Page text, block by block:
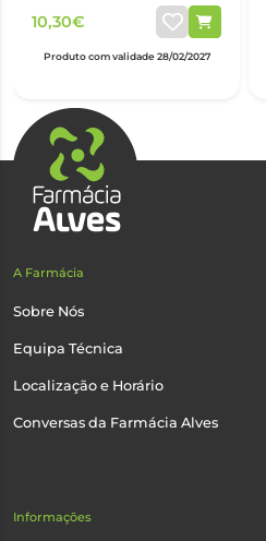
10,30€
Produto com validade 28/02/2027
A Farmácia
Sobre Nós
Equipa Técnica
Localização e Horário
Conversas da Farmácia Alves
Informações